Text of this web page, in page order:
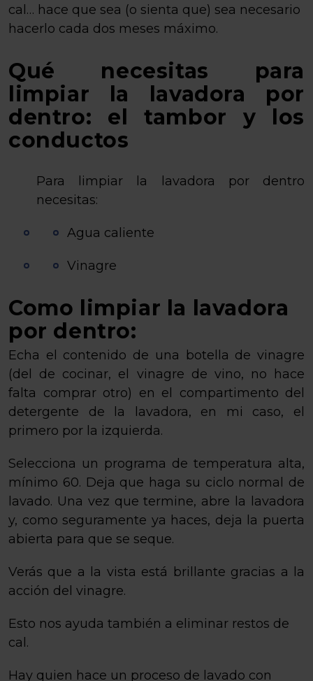
cal… hace que sea (o sienta que) sea necesario
hacerlo cada dos meses máximo.
Qué necesitas para
limpiar la lavadora por
dentro: el tambor y los
conductos
Para limpiar la lavadora por dentro
necesitas:
Agua caliente
Vinagre
Como limpiar la lavadora
por dentro:
Echa el contenido de una botella de vinagre
(del de cocinar, el vinagre de vino, no hace
falta comprar otro) en el compartimento del
detergente de la lavadora, en mi caso, el
primero por la izquierda.
Selecciona un programa de temperatura alta,
mínimo 60. Deja que haga su ciclo normal de
lavado. Una vez que termine, abre la lavadora
y, como seguramente ya haces, deja la puerta
abierta para que se seque.
Verás que a la vista está brillante gracias a la
acción del vinagre.
Esto nos ayuda también a eliminar restos de
cal.
Hay quien hace un proceso de lavado con